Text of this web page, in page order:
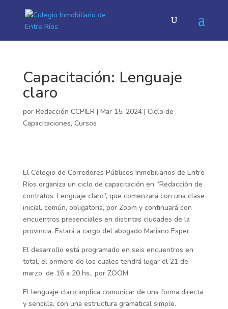
Capacitación: Lenguaje
claro
por Redacción CCPIER| Mar 15, 2024| Ciclo de
Capacitaciones, Cursos
El Colegio de Corredores Públicos Inmobiliarios de Entre
Ríos organiza un ciclo de capacitación en “Redacción de
contratos. Lenguaje claro”, que comenzará con una clase
inicial, común, obligatoria, por Zoom y continuará con
encuentros presenciales en distintas ciudades de la
provincia. Estará a cargo del abogado Mariano Esper.
El desarrollo está programado en seis encuentros en
total, el primero de los cuales tendrá lugar el 21 de
marzo, de 16 a 20 hs., por ZOOM.
El lenguaje claro implica comunicar de una forma directa
y sencilla, con una estructura gramatical simple.